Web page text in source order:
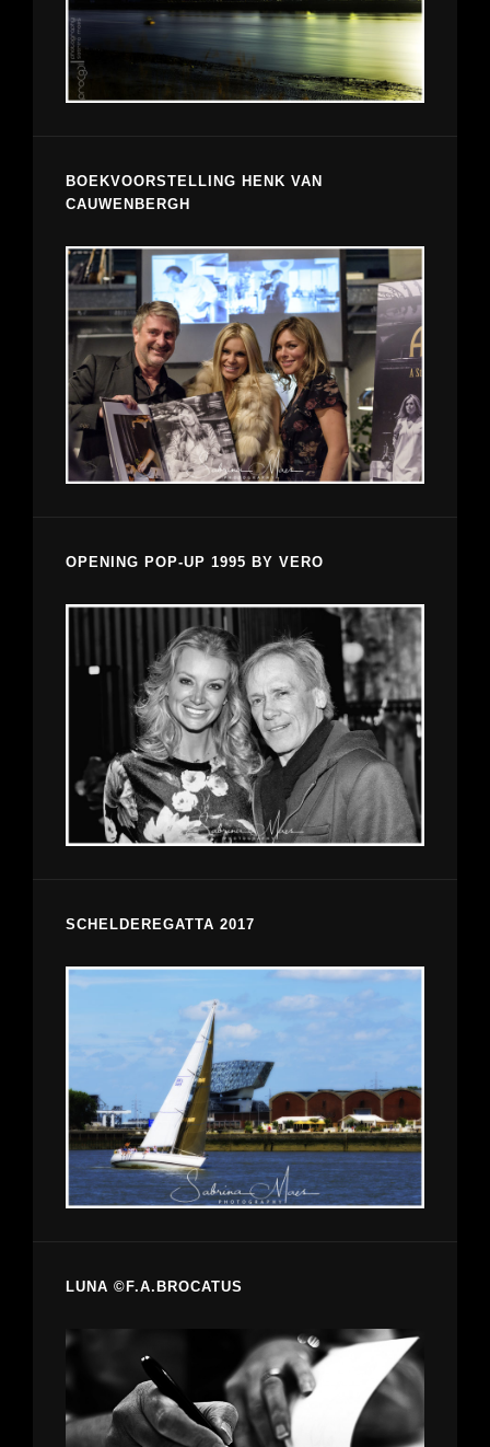
BOEKVOORSTELLING HENK VAN
CAUWENBERGH
OPENING POP-UP 1995 BY VERO
SCHELDEREGATTA 2017
LUNA ©F.A.BROCATUS